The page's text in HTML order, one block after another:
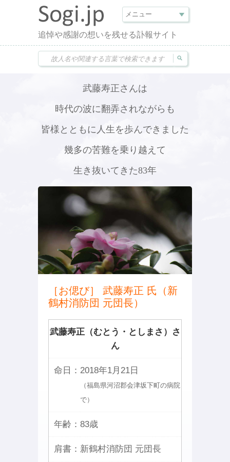
追悼や感謝の想いを残せる訃報サイト
武藤寿正さんは
時代の波に翻弄されながらも
皆様とともに人生を歩んできました
幾多の苦難を乗り越えて
生き抜いてきた83年
［お偲び］ 武藤寿正 氏（新
鶴村消防団 元団長）
武藤寿正（むとう・としまさ）さ
ん
命日： 2018年1月21日
（福島県河沼郡会津坂下町の病院
で）
年齢： 83歳
肩書： 新鶴村消防団 元団長